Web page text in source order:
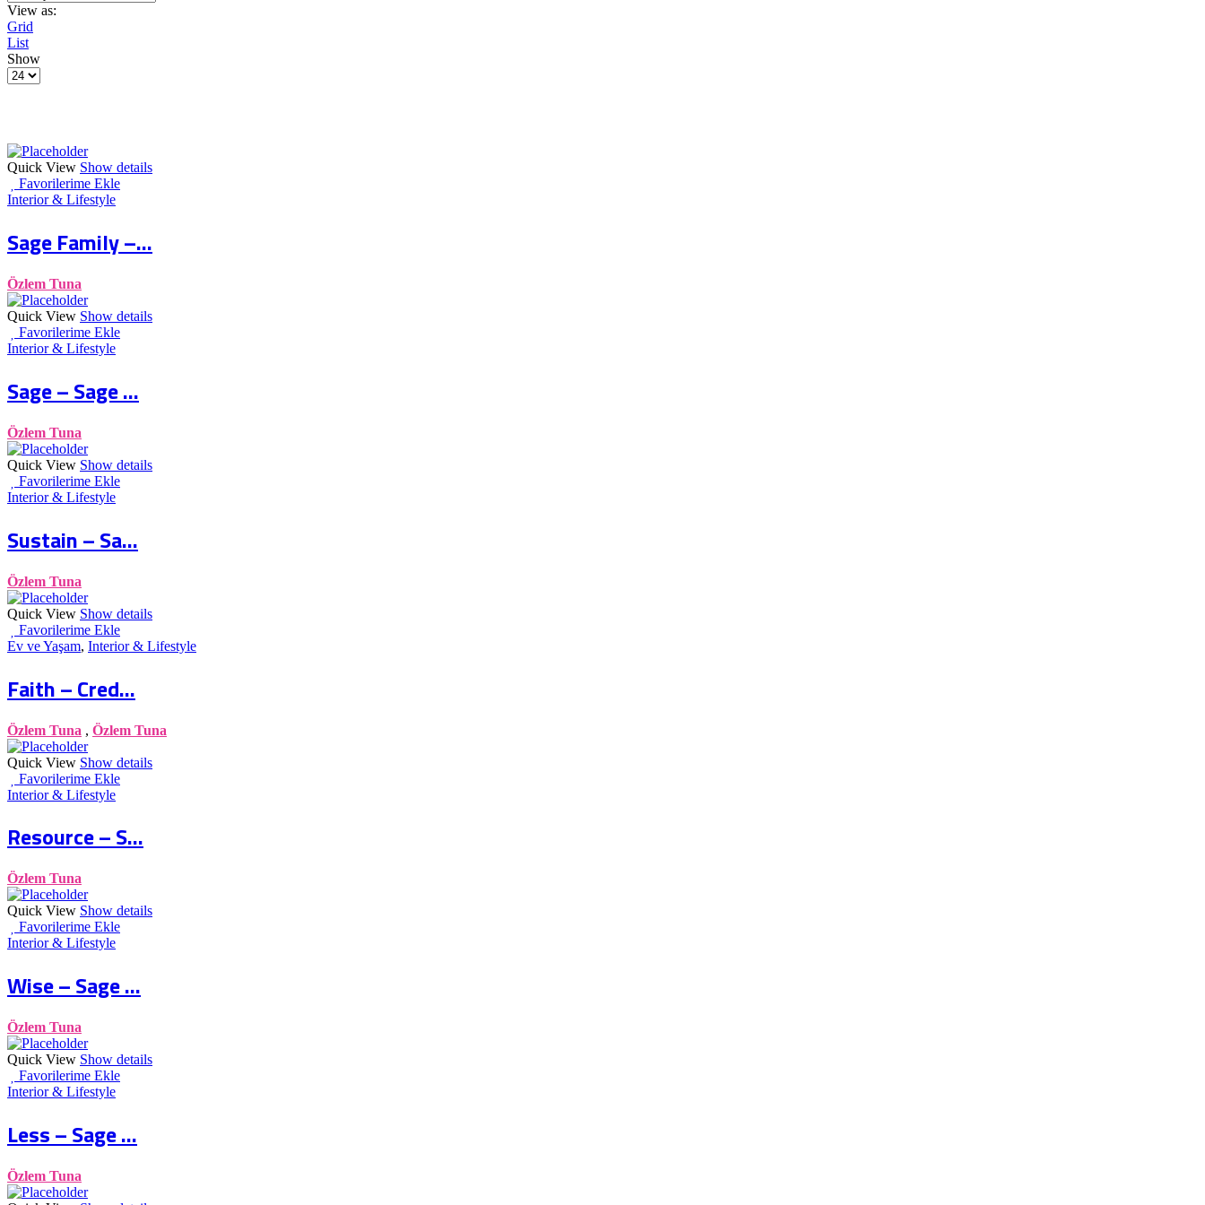
View as:
Grid
List
Show
Products
Quick View Show details
Favorilerime Ekle
Interior & Lifestyle
Sage Family –...
Özlem Tuna
Quick View Show details
Favorilerime Ekle
Interior & Lifestyle
Sage – Sage ...
Özlem Tuna
Quick View Show details
Favorilerime Ekle
Interior & Lifestyle
Sustain – Sa...
Özlem Tuna
Quick View Show details
Favorilerime Ekle
Ev ve Yaşam, Interior & Lifestyle
Faith – Cred...
Özlem Tuna , Özlem Tuna
Quick View Show details
Favorilerime Ekle
Interior & Lifestyle
Resource – S...
Özlem Tuna
Quick View Show details
Favorilerime Ekle
Interior & Lifestyle
Wise – Sage ...
Özlem Tuna
Quick View Show details
Favorilerime Ekle
Interior & Lifestyle
Less – Sage ...
Özlem Tuna